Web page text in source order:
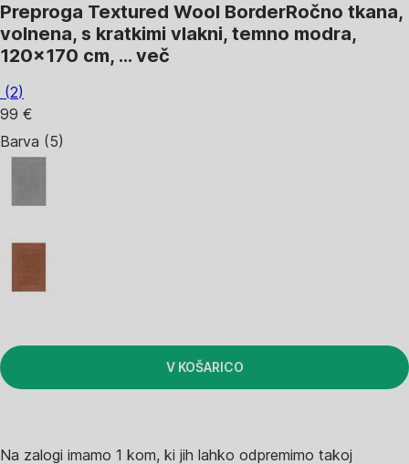
Preproga Textured Wool BorderRočno tkana,
volnena, s kratkimi vlakni, temno modra,
120x170 cm, … več
(2)
99 €
Barva (5)
V KOŠARICO
Na zalogi imamo 1 kom, ki jih lahko odpremimo takoj